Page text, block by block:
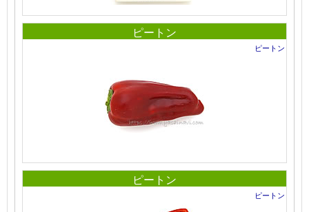
ピートン
ピートン
ピートン
ピートン